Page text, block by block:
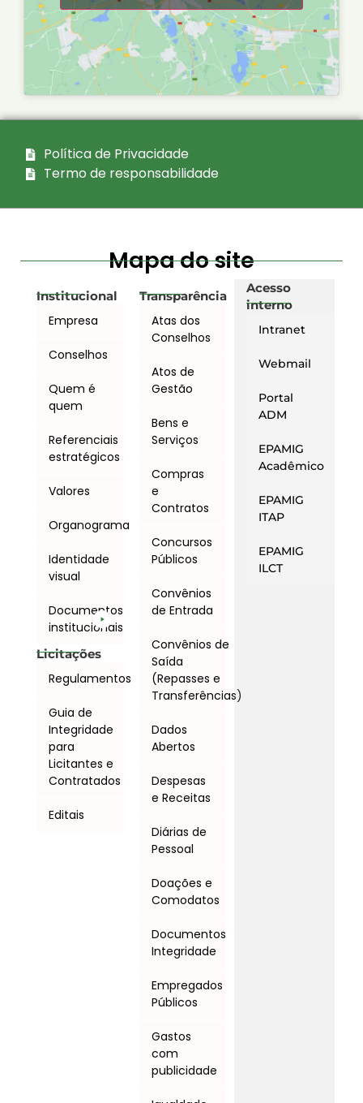
Política de Privacidade
Termo de responsabilidade
Mapa do site
Institucional
Empresa
Conselhos
Quem é
quem
Referenciais
estratégicos
Valores
Organograma
Identidade
visual
Documentos
institucionais
Licitações
Regulamentos
Guia de
Integridade
para
Licitantes e
Contratados
Editais
Transparência
Atas dos
Conselhos
Atos de
Gestão
Bens e
Serviços
Compras
e
Contratos
Concursos
Públicos
Convênios
de Entrada
Convênios de
Saída
(Repasses e
Transferências)
Dados
Abertos
Despesas
e Receitas
Diárias de
Pessoal
Doações e
Comodatos
Documentos
Integridade
Empregados
Públicos
Gastos
com
publicidade
Acesso
interno
Intranet
Webmail
Portal
ADM
EPAMIG
Acadêmico
EPAMIG
ITAP
EPAMIG
ILCT